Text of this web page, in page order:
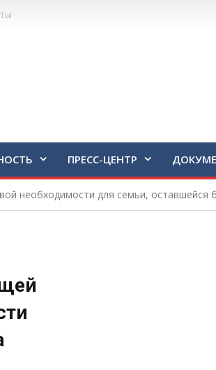
ПРЕСС-ЦЕНТР
необходимости для семьи, оставшейся